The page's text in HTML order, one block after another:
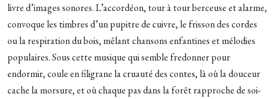
livre d’images sonores. L’accordéon, tour à tour berceuse et alarme,
convoque les timbres d’un pupitre de cuivre, le frisson des cordes
ou la respiration du bois, mêlant chansons enfantines et mélodies
populaires. Sous cette musique qui semble fredonner pour
endormir, coule en filigrane la cruauté des contes, là où la douceur
cache la morsure, et où chaque pas dans la forêt rapproche de soi-